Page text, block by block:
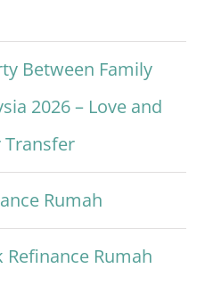
Between Family
2026 – Love and
Rumah
Rumah